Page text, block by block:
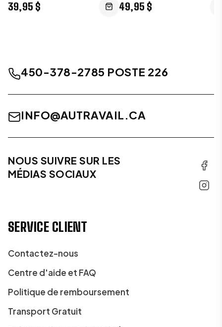
39,95 $ 49,95 $
450-378-2785 POSTE 226
INFO@AUTRAVAIL.CA
NOUS SUIVRE SUR LES
MÉDIAS SOCIAUX
SERVICE CLIENT
Contactez-nous
Centre d'aide et FAQ
Politique de remboursement
Transport Gratuit